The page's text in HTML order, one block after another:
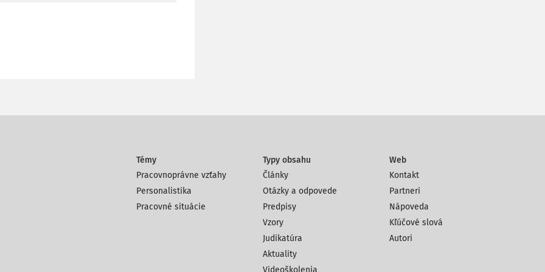
Témy
Pracovnoprávne vzťahy
Personalistika
Pracovné situácie
Typy obsahu
Články
Otázky a odpovede
Predpisy
Vzory
Judikatúra
Aktuality
Videoškolenia
Web
Kontakt
Partneri
Nápoveda
Kľúčové slová
Autori